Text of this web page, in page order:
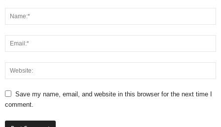
Save my name, email, and website in this browser for the next time I
comment.